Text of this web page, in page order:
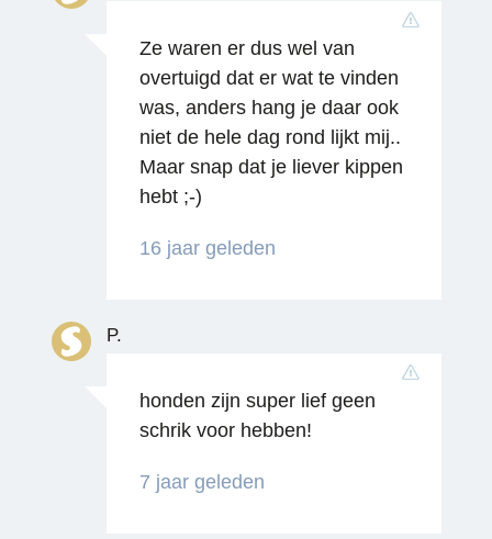
Ze waren er dus wel van
overtuigd dat er wat te vinden
was, anders hang je daar ook
niet de hele dag rond lijkt mij..
Maar snap dat je liever kippen
hebt ;-)
16 jaar geleden
P.
honden zijn super lief geen
schrik voor hebben!
7 jaar geleden